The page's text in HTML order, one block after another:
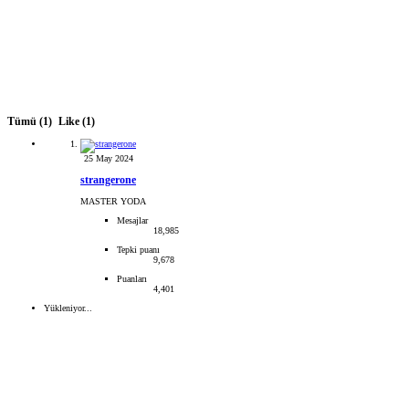
Tümü (1) Like (1)
25 May 2024
strangerone
MASTER YODA
Mesajlar
18,985
Tepki puanı
9,678
Puanları
4,401
Yükleniyor...